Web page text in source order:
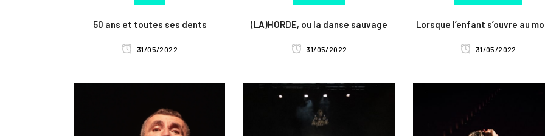
50 ans et toutes ses dents
31/05/2022
(LA)HORDE, ou la danse sauvage
31/05/2022
Lorsque l’enfant s’ouvre au
31/05/2022